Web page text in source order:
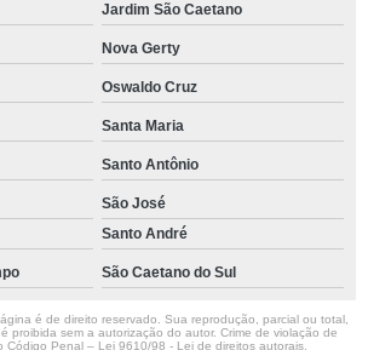
Jardim São Caetano
Nova Gerty
Oswaldo Cruz
Santa Maria
Santo Antônio
São José
Santo André
São Caetano do Sul
é de direito reservado. Sua reprodução, parcial ou total,
proibida sem a autorização do autor. Crime de violação de
Código Penal – Lei 9610/98 - Lei de direitos autorais